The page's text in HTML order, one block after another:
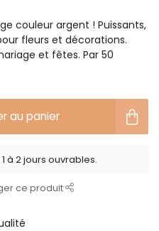
couleur argent ! Puissants,
fleurs et décorations.
et fêtes. Par 50
au panier
à 2 jours ouvrables.
ce produit